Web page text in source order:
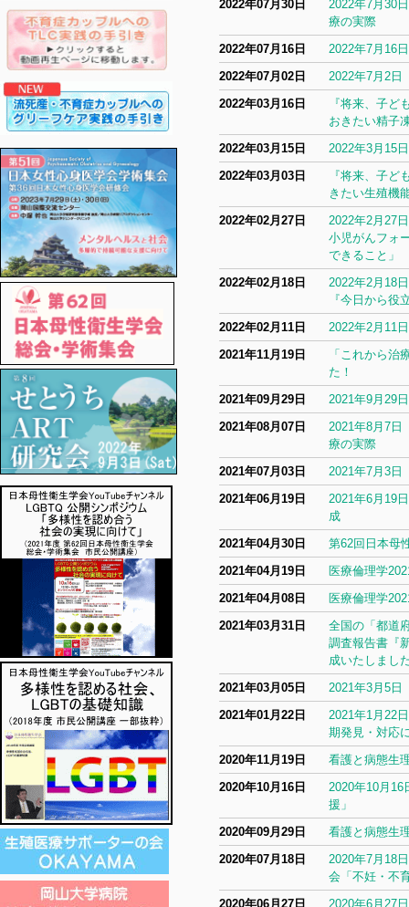
2022年07月30日
2022年7月30
療の実際
2022年07月16日
2022年7月16
2022年07月02日
2022年7月2日
2022年03月16日
『将来、子
おきたい精子
2022年03月15日
2022年3月15
2022年03月03日
『将来、子
きたい生殖機
2022年02月27日
2022年2月27
小児がんフォ
できること」
2022年02月18日
2022年2月18
『今日から役
2022年02月11日
2022年2月11
2021年11月19日
「これから治
た！
2021年09月29日
2021年9月29
2021年08月07日
2021年8月7日
療の実際
2021年07月03日
2021年7月3日
2021年06月19日
2021年6月19
成
2021年04月30日
第62回日本母
2021年04月19日
医療倫理学
2021年04月08日
医療倫理学
2021年03月31日
全国の「都道
調査報告書『
成いたしまし
2021年03月05日
2021年3月5日
2021年01月22日
2021年1月22
期発見・対応
2020年11月19日
看護と病態生
2020年10月16日
2020年10月16
援」
2020年09月29日
看護と病態生
2020年07月18日
2020年7月18
会「不妊・不
2020年06月27日
2020年6月27